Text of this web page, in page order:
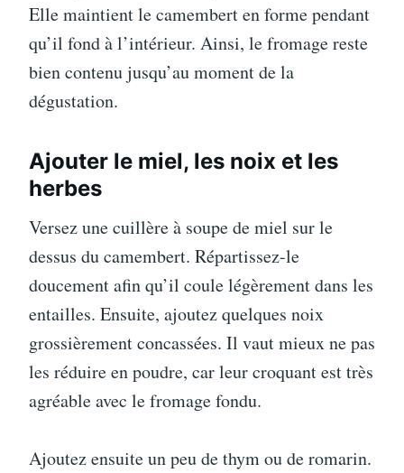
Elle maintient le camembert en forme pendant
qu’il fond à l’intérieur. Ainsi, le fromage reste
bien contenu jusqu’au moment de la
dégustation.
Ajouter le miel, les noix et les
herbes
Versez une cuillère à soupe de miel sur le
dessus du camembert. Répartissez-le
doucement afin qu’il coule légèrement dans les
entailles. Ensuite, ajoutez quelques noix
grossièrement concassées. Il vaut mieux ne pas
les réduire en poudre, car leur croquant est très
agréable avec le fromage fondu.
Ajoutez ensuite un peu de thym ou de romarin.